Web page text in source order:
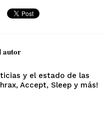
autor
y el estado de las
Accept, Sleep y más!